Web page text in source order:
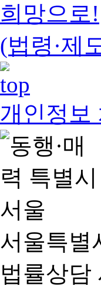
희망으로!
(법령·제
개인정보
서울특별
법률상담